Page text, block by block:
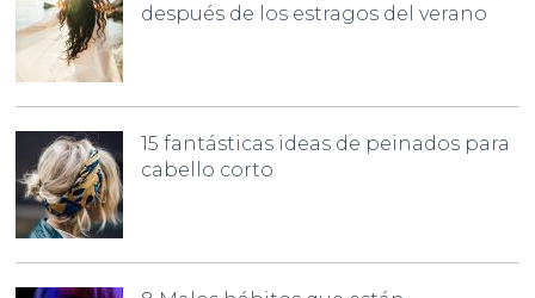
después de los estragos del verano
15 fantásticas ideas de peinados para
cabello corto